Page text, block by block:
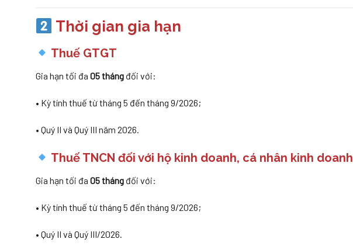
Thời gian gia hạn
Thuế GTGT
Gia hạn tối đa 05 thángđối với:
• Kỳ tính thuế từ tháng 5 đến tháng 9/2026;
• Quý II và Quý III năm 2026.
Thuế TNCN đối với hộ kinh doanh, cá nhân kinh doanh
Gia hạn tối đa 05 thángđối với:
• Kỳ tính thuế từ tháng 5 đến tháng 9/2026;
• Quý II và Quý III/2026.